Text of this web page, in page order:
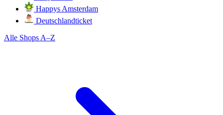
Happys Amsterdam
Deutschlandticket
Alle Shops A–Z